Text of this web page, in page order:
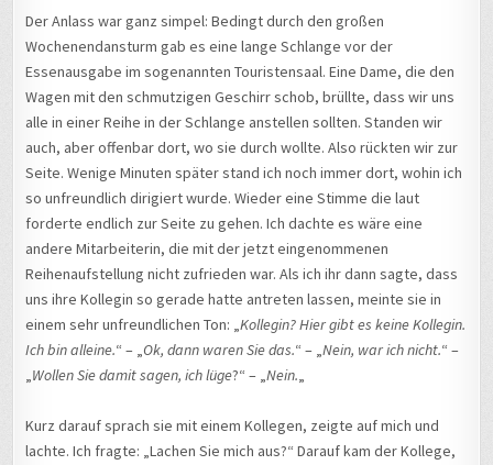
Der Anlass war ganz simpel: Bedingt durch den großen
Wochenendansturm gab es eine lange Schlange vor der
Essenausgabe im sogenannten Touristensaal. Eine Dame, die den
Wagen mit den schmutzigen Geschirr schob, brüllte, dass wir uns
alle in einer Reihe in der Schlange anstellen sollten. Standen wir
auch, aber offenbar dort, wo sie durch wollte. Also rückten wir zur
Seite. Wenige Minuten später stand ich noch immer dort, wohin ich
so unfreundlich dirigiert wurde. Wieder eine Stimme die laut
forderte endlich zur Seite zu gehen. Ich dachte es wäre eine
andere Mitarbeiterin, die mit der jetzt eingenommenen
Reihenaufstellung nicht zufrieden war. Als ich ihr dann sagte, dass
uns ihre Kollegin so gerade hatte antreten lassen, meinte sie in
einem sehr unfreundlichen Ton: „Kollegin? Hier gibt es keine Kollegin.
Ich bin alleine.“ – „Ok, dann waren Sie das.“ – „Nein, war ich nicht.“ –
„Wollen Sie damit sagen, ich lüge?“ – „Nein.„
Kurz darauf sprach sie mit einem Kollegen, zeigte auf mich und
lachte. Ich fragte: „Lachen Sie mich aus?“ Darauf kam der Kollege,